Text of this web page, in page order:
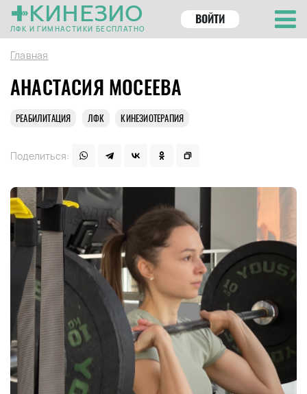
КИНЕЗИО
ЛФК И ГИМНАСТИКИ БЕСПЛАТНО
ВОЙТИ
Главная
АНАСТАСИЯ МОСЕЕВА
РЕАБИЛИТАЦИЯ ЛФК КИНЕЗИОТЕРАПИЯ
Поделиться: